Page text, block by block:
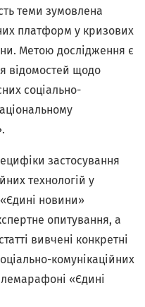
теми зумовлена
платформ у кризових
Метою дослідження є
відомостей щодо
соціально-
застосування
технологій у
новини»
опитування, а
вивчені конкретні
комунікаційних
«Єдині